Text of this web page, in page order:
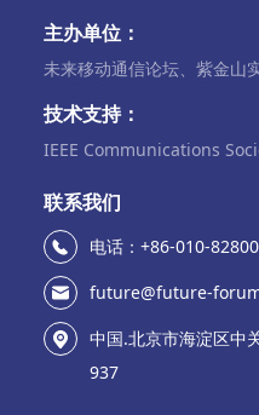
主办单位：
未来移动通信论坛、紫金山
技术支持：
IEEE Communications
联系我们
电话：+86-010-
future@future-
中国.北京市海淀区中
937